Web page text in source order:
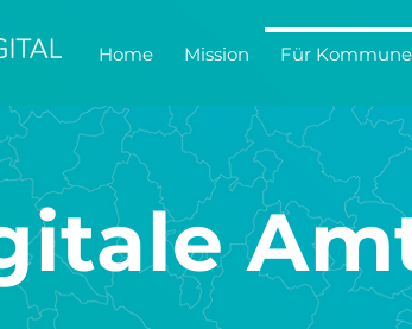
Home Mission Für